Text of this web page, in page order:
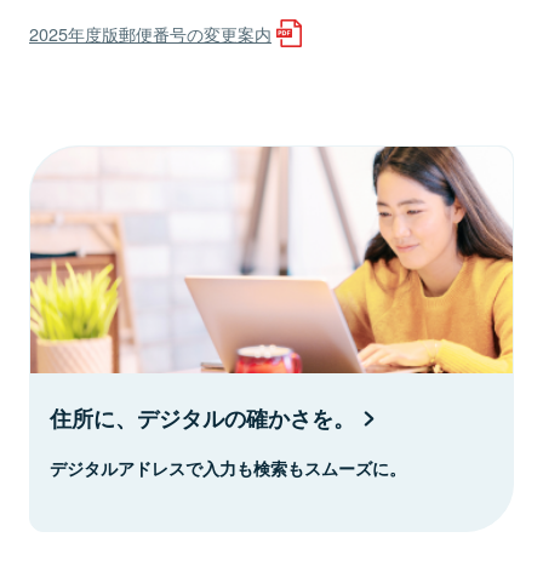
2025年度版郵便番号の変更案内
住所に、デジタルの確かさを。
デジタルアドレスで入力も検索もスムーズに。